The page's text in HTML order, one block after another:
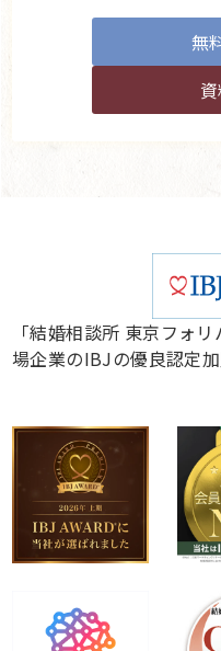
無
「結婚相談所 東京フォ
場企業のIBJの優良認定